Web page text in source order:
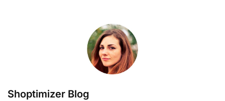
Shoptimizer Blog